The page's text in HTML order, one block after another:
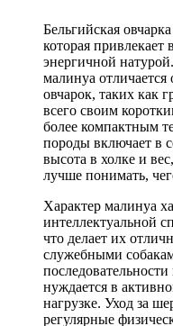
Бельгийская
которая
энергичной
малинуа отличается
овчарок, таких как
всего своим
более компактным
породы включает в
высота в холке и
лучше понимать,
Характер малинуа
интеллектуальной
что делает их
служебными
нуждается в
нагрузке. Уход за
регулярные